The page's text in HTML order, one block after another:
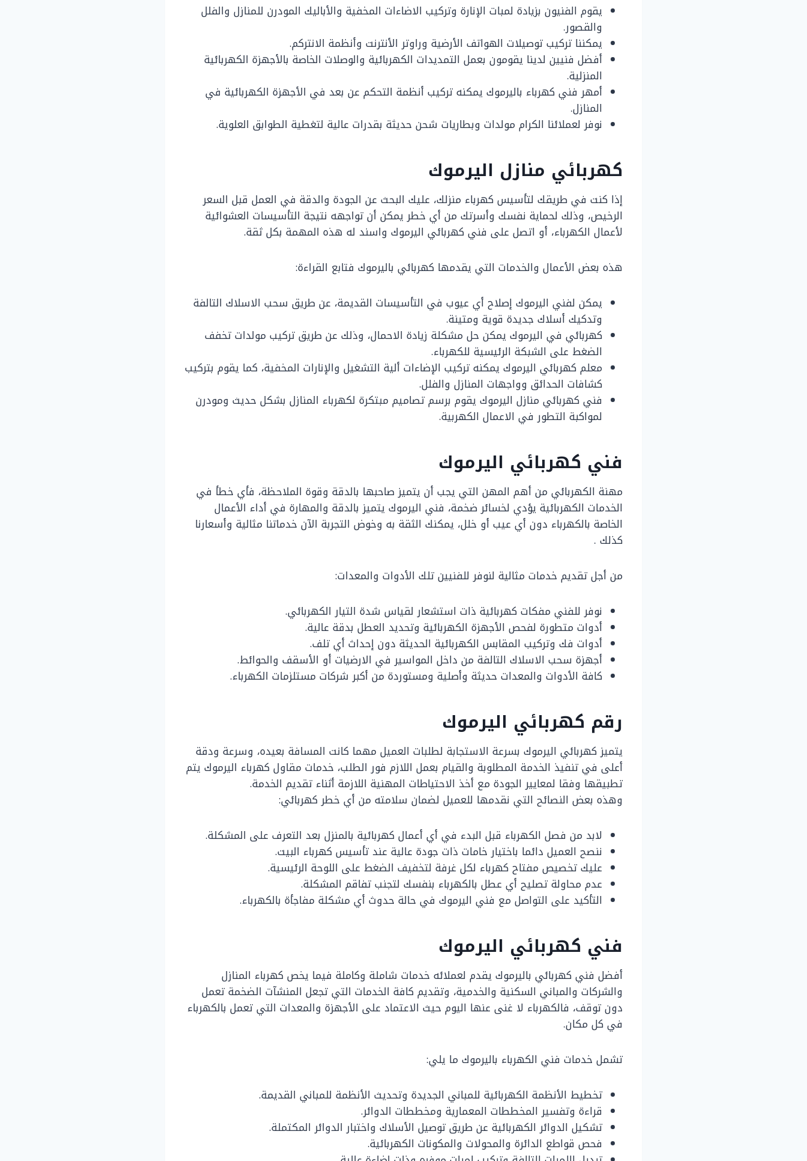
يقوم الفنيون بزيادة لمبات الإنارة وتركيب الاضاءات المخفية والأباليك المودرن للمنازل والفلل
والقصور.
يمكننا تركيب توصيلات الهواتف الأرضية وراوتر الأنترنت وأنظمة الانتركم.
أفضل فنيين لدينا يقومون بعمل التمديدات الكهربائية والوصلات الخاصة بالأجهزة الكهربائية
المنزلية.
أمهر فني كهرباء باليرموك يمكنه تركيب أنظمة التحكم عن بعد في الأجهزة الكهربائية في
المنازل.
نوفر لعملائنا الكرام مولدات وبطاريات شحن حديثة بقدرات عالية لتغطية الطوابق العلوية.
كهربائي منازل اليرموك
إذا كنت في طريقك لتأسيس كهرباء منزلك، عليك البحث عن الجودة والدقة في العمل قبل السعر
الرخيص، وذلك لحماية نفسك وأسرتك من أي خطر يمكن أن تواجهه نتيجة التأسيسات العشوائية
لأعمال الكهرباء، أو اتصل على فني كهربائي اليرموك واسند له هذه المهمة بكل ثقة.
هذه بعض الأعمال والخدمات التي يقدمها كهربائي باليرموك فتابع القراءة:
يمكن لفني اليرموك إصلاح أي عيوب في التأسيسات القديمة، عن طريق سحب الاسلاك التالفة
وتدكيك أسلاك جديدة قوية ومتينة.
كهربائي في اليرموك يمكن حل مشكلة زيادة الاحمال، وذلك عن طريق تركيب مولدات تخفف
الضغط على الشبكة الرئيسية للكهرباء.
معلم كهربائي اليرموك يمكنه تركيب الإضاءات ألية التشغيل والإنارات المخفية، كما يقوم بتركيب
كشافات الحدائق وواجهات المنازل والفلل.
فني كهربائي منازل اليرموك يقوم برسم تصاميم مبتكرة لكهرباء المنازل بشكل حديث ومودرن
لمواكبة التطور في الاعمال الكهربية.
فني كهربائي اليرموك
مهنة الكهربائي من أهم المهن التي يجب أن يتميز صاحبها بالدقة وقوة الملاحظة، فأي خطأ في
الخدمات الكهربائية يؤدي لخسائر ضخمة، فني اليرموك يتميز بالدقة والمهارة في أداء الأعمال
الخاصة بالكهرباء دون أي عيب أو خلل، يمكنك الثقة به وخوض التجربة الآن خدماتنا مثالية وأسعارنا
كذلك .
من أجل تقديم خدمات مثالية لنوفر للفنيين تلك الأدوات والمعدات:
نوفر للفني مفكات كهربائية ذات استشعار لقياس شدة التيار الكهربائي.
أدوات متطورة لفحص الأجهزة الكهربائية وتحديد العطل بدقة عالية.
أدوات فك وتركيب المقابس الكهربائية الحديثة دون إحداث أي تلف.
أجهزة سحب الاسلاك التالفة من داخل المواسير في الارضيات أو الأسقف والحوائط.
كافة الأدوات والمعدات حديثة وأصلية ومستوردة من أكبر شركات مستلزمات الكهرباء.
رقم كهربائي اليرموك
يتميز كهربائي اليرموك بسرعة الاستجابة لطلبات العميل مهما كانت المسافة بعيده، وسرعة ودقة
أعلى في تنفيذ الخدمة المطلوبة والقيام بعمل اللازم فور الطلب، خدمات مقاول كهرباء اليرموك يتم
تطبيقها وفقا لمعايير الجودة مع أخذ الاحتياطات المهنية اللازمة أثناء تقديم الخدمة.
وهذه بعض النصائح التي نقدمها للعميل لضمان سلامته من أي خطر كهربائي:
لابد من فصل الكهرباء قبل البدء في أي أعمال كهربائية بالمنزل بعد التعرف على المشكلة.
ننصح العميل دائما باختيار خامات ذات جودة عالية عند تأسيس كهرباء البيت.
عليك تخصيص مفتاح كهرباء لكل غرفة لتخفيف الضغط على اللوحة الرئيسية.
عدم محاولة تصليح أي عطل بالكهرباء بنفسك لتجنب تفاقم المشكلة.
التأكيد على التواصل مع فني اليرموك في حالة حدوث أي مشكلة مفاجأة بالكهرباء.
فني كهربائي اليرموك
أفضل فني كهربائي باليرموك يقدم لعملائه خدمات شاملة وكاملة فيما يخص كهرباء المنازل
والشركات والمباني السكنية والخدمية، وتقديم كافة الخدمات التي تجعل المنشآت الضخمة تعمل
دون توقف، فالكهرباء لا غنى عنها اليوم حيث الاعتماد على الأجهزة والمعدات التي تعمل بالكهرباء
في كل مكان.
تشمل خدمات فني الكهرباء باليرموك ما يلي:
تخطيط الأنظمة الكهربائية للمباني الجديدة وتحديث الأنظمة للمباني القديمة.
قراءة وتفسير المخططات المعمارية ومخططات الدوائر.
تشكيل الدوائر الكهربائية عن طريق توصيل الأسلاك واختبار الدوائر المكتملة.
فحص قواطع الدائرة والمحولات والمكونات الكهربائية.